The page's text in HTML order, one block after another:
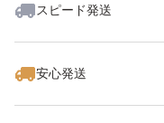
スピード発送
安心発送